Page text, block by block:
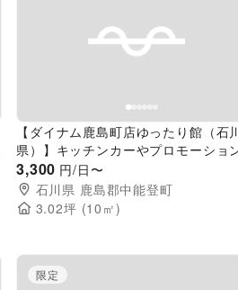
Previous slide
【ダイナム鹿島町店ゆったり館（石
県）】キッチンカーやプロモーショ
ベントの開催に最適なアミューズメン
施設のイベントスペース
3,300 円/日〜
石川県 鹿島郡中能登町
3.02坪 (10 ㎡)
限定